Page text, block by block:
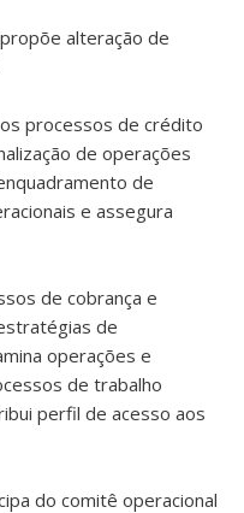
alteração de
processos de crédito
de operações
de
e assegura
de cobrança e
de
operações e
de trabalho
perfil de acesso aos
do comitê operacional